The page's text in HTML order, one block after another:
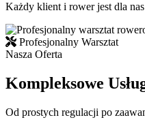
Każdy klient i rower jest dla
Profesjonalny Warsztat
Nasza Oferta
Kompleksowe
Od prostych regulacji po